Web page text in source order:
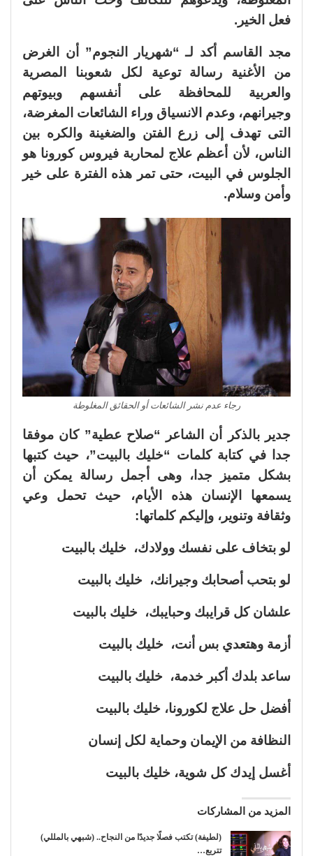
فعل الخير.
مجد القاسم أكد لـ “شهريار النجوم” أن الغرض
من الأغنية رسالة توعية لكل شعوبنا المصرية
والعربية للمحافظة على أنفسهم وبيوتهم
وجيرانهم، وعدم الانسياق وراء الشائعات المغرضة،
التى تهدف إلى زرع الفتن والضغينة والكره بين
الناس، لأن أعظم علاج لمحاربة فيروس كورونا هو
الجلوس في البيت، حتى تمر هذه الفترة على خير
وأمن وسلام.
رجاء عدم نشر الشائعات أو الحقائق المغلوطة
جدير بالذكر أن الشاعر “صلاح عطية” كان موفقا
جدا في كتابة كلمات “خليك بالبيت”، حيث كتبها
بشكل متميز جدا، وهى أجمل رسالة يمكن أن
يسمعها الإنسان هذه الأيام، حيث تحمل وعي
وثقافة وتنوير، وإليكم كلماتها:
لو بتخاف على نفسك وولادك، خليك بالبيت
لو بتحب أصحابك وجيرانك، خليك بالبيت
علشان كل قرايبك وحبايبك، خليك بالبيت
أزمة وهتعدي بس أنت، خليك بالبيت
ساعد بلدك أكبر خدمة، خليك بالبيت
أفضل حل علاج لكورونا، خليك بالبيت
النظافة من الإيمان وحماية لكل إنسان
أغسل إيدك كل شوية، خليك بالبيت
المزيد من المشاركات
(لطيفة) تكتب فصلًا جديدًا من النجاح.. (شبهي بالمللي)
تتربع…